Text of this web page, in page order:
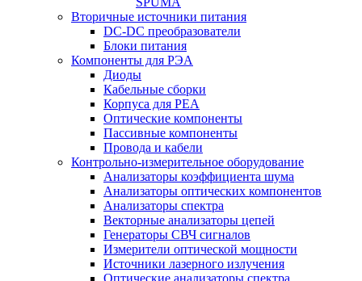
Вторичные источники питания
DC-DC преобразователи
Блоки питания
Компоненты для РЭА
Диоды
Кабельные сборки
Корпуса для РЕА
Оптические компоненты
Пассивные компоненты
Провода и кабели
Контрольно-измерительное оборудование
Анализаторы коэффициента шума
Анализаторы оптических компонентов
Анализаторы спектра
Векторные анализаторы цепей
Генераторы СВЧ сигналов
Измерители оптической мощности
Источники лазерного излучения
Оптические анализаторы спектра